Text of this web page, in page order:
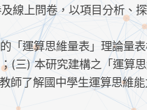
線上問卷，以項目分析、
運算思維量表」理論量
(三) 本研究建構之「運算
了解國中學生運算思維